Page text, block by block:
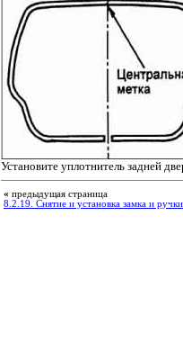
Установите уплотнитель задней
« предыдущая страница
8.2.19. Снятие и установка замка и